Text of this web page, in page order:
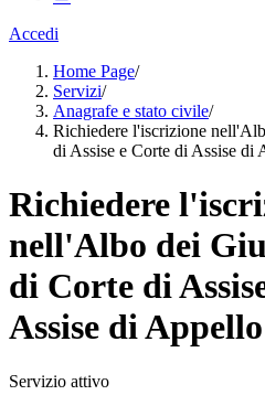
Accedi
Home Page/
Servizi/
Anagrafe e stato civile/
Richiedere l'iscrizione
di Assise e Corte di Assise di
Richiedere
nell'Albo dei
di Corte di
Assise di Appello
Servizio attivo